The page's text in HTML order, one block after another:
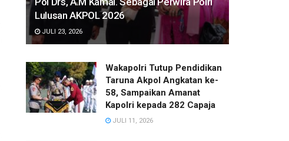
Lulusan AKPOL 2026
JULI 23, 2026
Wakapolri Tutup Pendidikan
Taruna Akpol Angkatan ke-
58, Sampaikan Amanat
Kapolri kepada 282 Capaja
JULI 11, 2026